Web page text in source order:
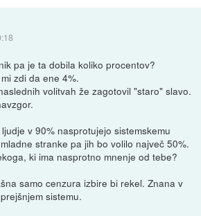
pa je ta dobila koliko procentov?
zdi da ene 4%.
volitvah že zagotovil "staro" slavo.
v 90% nasprotujejo sistemskemu
stranke pa jih bo volilo največ 50%.
ki ima nasprotno mnenje od tebe?
samo cenzura izbire bi rekel. Znana v
sistemu.